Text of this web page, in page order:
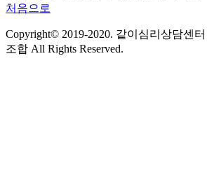
처음으로
Copyright© 2019-2020. 같이심리상담센
조합 All Rights Reserved.